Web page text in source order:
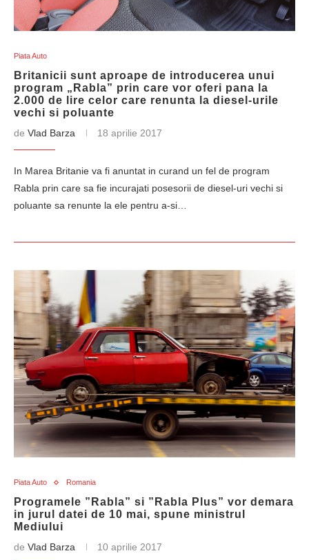
Piata Auto
Britanicii sunt aproape de introducerea unui
program „Rabla” prin care vor oferi pana la
2.000 de lire celor care renunta la diesel-urile
vechi si poluante
de Vlad Barza 18 aprilie 2017
In Marea Britanie va fi anuntat in curand un fel de program
Rabla prin care sa fie incurajati posesorii de diesel-uri vechi si
poluante sa renunte la ele pentru a-si…
Piata Auto Romania
Programele ”Rabla” si ”Rabla Plus” vor demara
in jurul datei de 10 mai, spune ministrul
Mediului
de Vlad Barza 10 aprilie 2017